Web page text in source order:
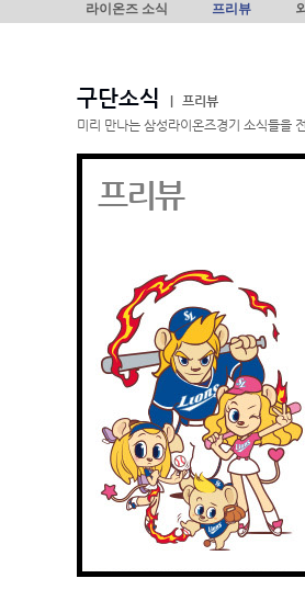
라이온즈 소식 프리뷰
구단소식
프리뷰
미리 만나는 삼성라이온즈경기 소식들을
프리뷰